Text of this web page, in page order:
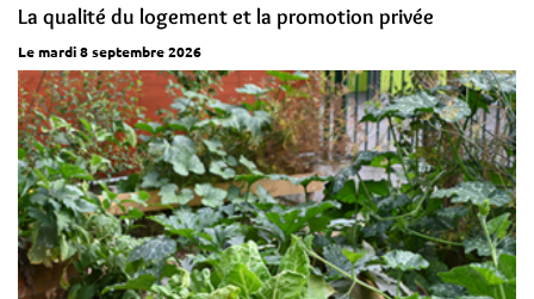
La qualité du logement et la promotion privée
Le mardi 8 septembre 2026